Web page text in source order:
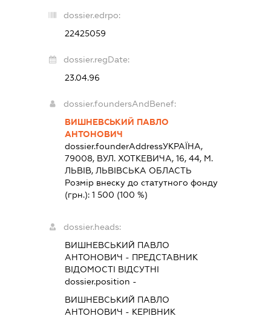
dossier.edrpo:
22425059
dossier.regDate:
23.04.96
dossier.foundersAndBenef:
ВИШНЕВСЬКИЙ ПАВЛО
АНТОНОВИЧ
dossier.founderAddressУКРАЇНА,
79008, ВУЛ. ХОТКЕВИЧА, 16, 44, М.
ЛЬВІВ, ЛЬВІВСЬКА ОБЛАСТЬ
Розмір внеску до статутного фонду
(грн.): 1 500 (100 %)
dossier.heads:
ВИШНЕВСЬКИЙ ПАВЛО
АНТОНОВИЧ - ПРЕДСТАВНИК
ВІДОМОСТІ ВІДСУТНІ
dossier.position -
ВИШНЕВСЬКИЙ ПАВЛО
АНТОНОВИЧ - КЕРІВНИК